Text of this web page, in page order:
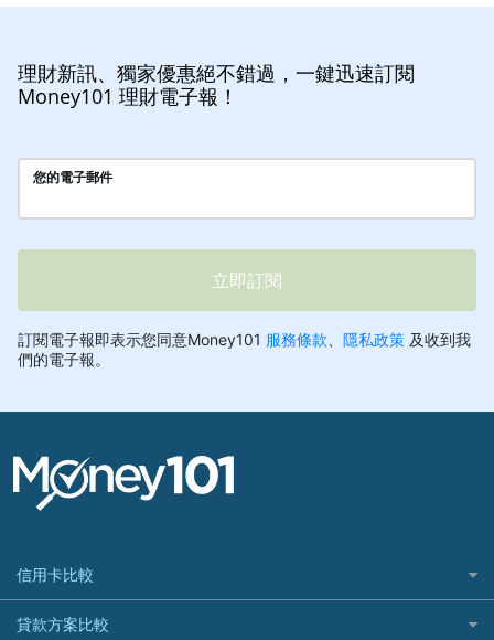
理財新訊、獨家優惠絕不錯過，一鍵迅速訂閱
Money101 理財電子報！
信用卡比較
信用卡情境類別推薦
貸款方案比較